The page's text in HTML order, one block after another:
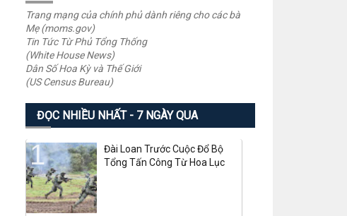
Trang mạng của chính phủ dành riêng cho các bà
Mẹ (moms.gov)
Tin Tức Từ Phủ Tổng Thống
(White House News)
Dân Số Hoa Kỳ và Thế Giới
(US Census Bureau)
ĐỌC NHIỀU NHẤT - 7 NGÀY QUA
Đài Loan Trước Cuộc Đổ Bộ
Tổng Tấn Công Từ Hoa Lục